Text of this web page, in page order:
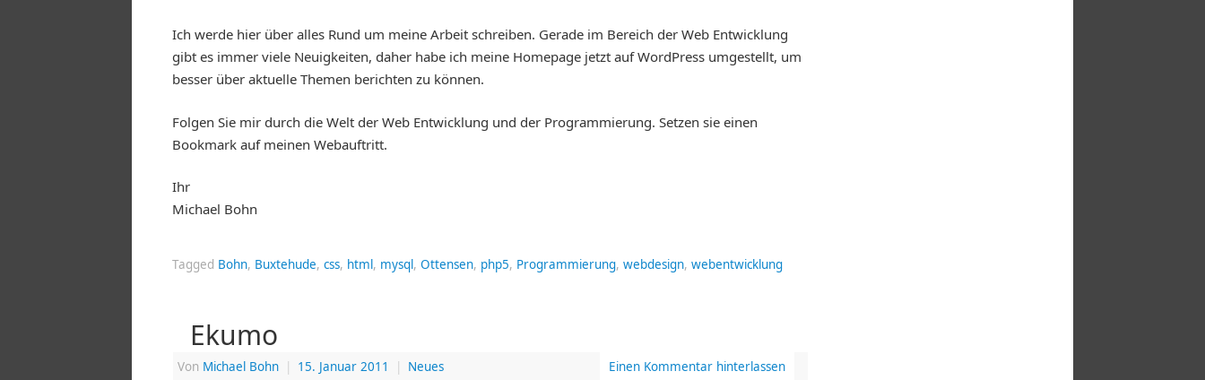
Ich werde hier über alles Rund um meine Arbeit schreiben. Gerade im Bereich der Web Entwicklung
gibt es immer viele Neuigkeiten, daher habe ich meine Homepage jetzt auf WordPress umgestellt, um
besser über aktuelle Themen berichten zu können.
Folgen Sie mir durch die Welt der Web Entwicklung und der Programmierung. Setzen sie einen
Bookmark auf meinen Webauftritt.
Ihr
Michael Bohn
Tagged Bohn, Buxtehude, css, html, mysql, Ottensen, php5, Programmierung, webdesign, webentwicklung
Ekumo
Von Michael Bohn | 15. Januar 2011 | Neues Einen Kommentar hinterlassen